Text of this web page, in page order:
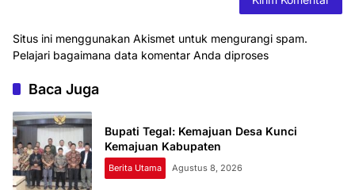
Situs ini menggunakan Akismet untuk mengurangi spam.
Pelajari bagaimana data komentar Anda diproses
Baca Juga
Bupati Tegal: Kemajuan Desa Kunci
Kemajuan Kabupaten
Berita Utama Agustus 8, 2026